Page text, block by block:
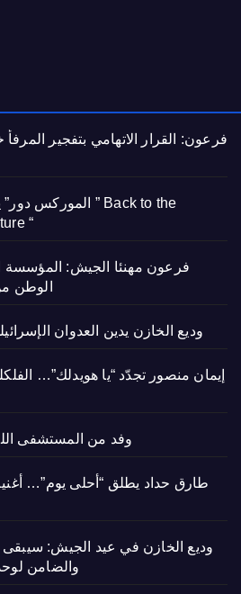
فرعون: القرار الاتهامي بتفجير المرفأ
“
فرعون مهنئا الجيش: المؤسسة
الوطن
وديع الخازن يدين العدوان
إيمان منصور تجدّد “يا هويدلك”…
وفد من المستشفى
طارق حداد يطلق “أحلى يوم”…
والضامن